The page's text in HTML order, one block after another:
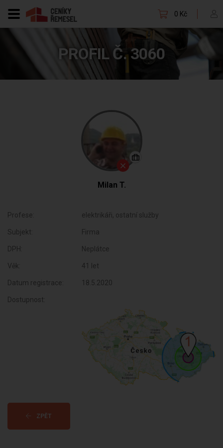
0 Kč
PROFIL Č. 3060
Milan T.
Profese: elektrikáři, ostatní služby
Subjekt: Firma
DPH: Neplátce
Věk: 41 let
Datum registrace: 18.5.2020
Dostupnost:
ZPĚT